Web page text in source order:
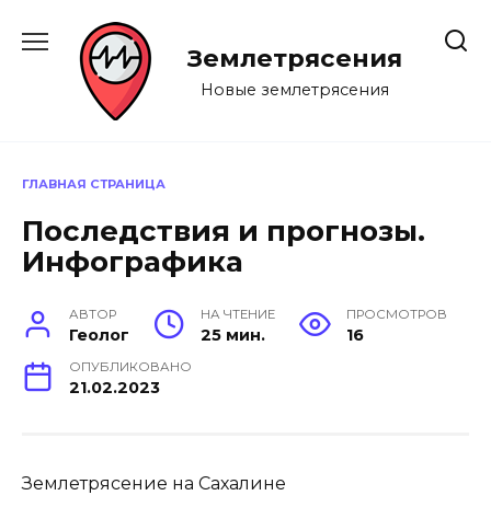
содержанию
Землетрясения
Новые землетрясения
ГЛАВНАЯ СТРАНИЦА
Последствия и прогнозы.
Инфографика
АВТОР
Геолог
НА ЧТЕНИЕ
25 мин.
ПРОСМОТРОВ
16
ОПУБЛИКОВАНО
21.02.2023
Землетрясение на Сахалине